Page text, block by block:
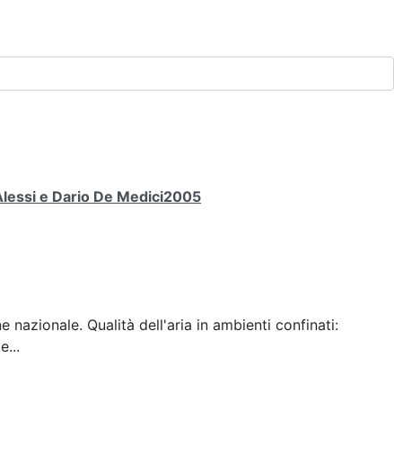
e Dario De Medici2005
nazionale. Qualità dell'aria in ambienti confinati: